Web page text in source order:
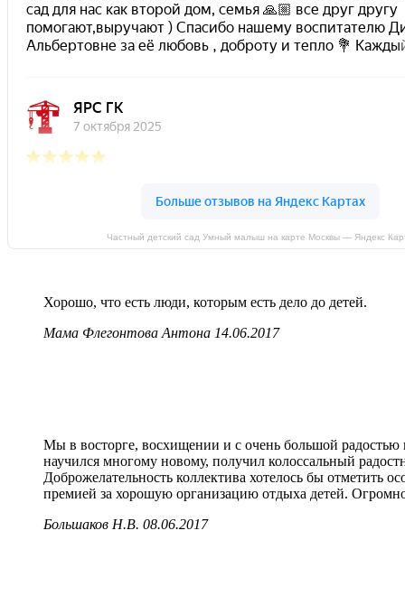
Частный детский сад Умный малыш на карте Москвы — Яндекс
Хорошо, что есть люди, которым есть дело до детей.
Мама Флегонтова Антона 14.06.2017
Мы в восторге, восхищении и с очень большой
научился многому новому, получил колоссальный
Доброжелательность коллектива хотелось бы отметить
премией за хорошую организацию отдыха детей.
Большаков Н.В. 08.06.2017